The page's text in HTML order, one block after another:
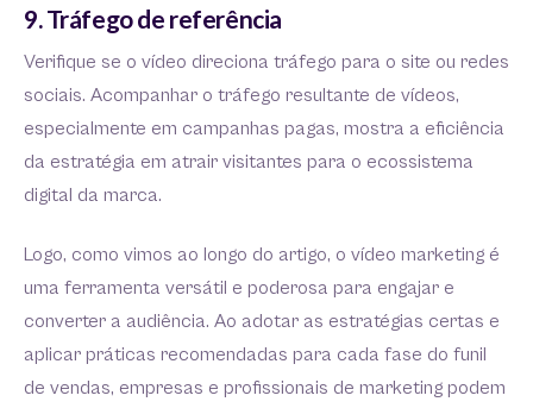
9. Tráfego de referência
Verifique se o vídeo direciona tráfego para o site ou redes
sociais. Acompanhar o tráfego resultante de vídeos,
especialmente em campanhas pagas, mostra a eficiência
da estratégia em atrair visitantes para o ecossistema
digital da marca.
Logo, como vimos ao longo do artigo, o vídeo marketing é
uma ferramenta versátil e poderosa para engajar e
converter a audiência. Ao adotar as estratégias certas e
aplicar práticas recomendadas para cada fase do funil
de vendas, empresas e profissionais de marketing podem